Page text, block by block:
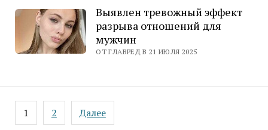
Выявлен тревожный эффект
разрыва отношений для
мужчин
ОТ ГЛАВРЕД В 21 ИЮЛЯ 2025
Пагинация
записей
1 2 Далее